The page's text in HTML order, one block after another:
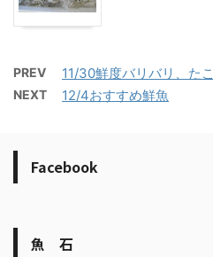
PREV 11/30鮮度バリバリ、たこ
NEXT 12/4おすすめ鮮魚
Facebook
魚 石